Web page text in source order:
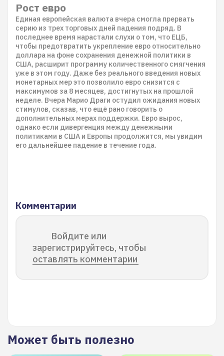
Рост евро
Единая европейская валюта вчера смогла прервать
серию из трех торговых дней падения подряд. В
последнее время нарастали слухи о том, что ЕЦБ,
чтобы предотвратить укрепление евро относительно
доллара на фоне сохранения денежной политики в
США, расширит программу количественного смягчения
уже в этом году. Даже без реального введения новых
монетарных мер это позволило евро снизится с
максимумов за 8 месяцев, достигнутых на прошлой
неделе. Вчера Марио Драги остудил ожидания новых
стимулов, сказав, что ещё рано говорить о
дополнительных мерах поддержки. Евро вырос,
однако если дивергенция между денежными
политиками в США и Европы продолжится, мы увидим
его дальнейшее падение в течение года.
Комментарии
Войдите или
зарегистрируйтесь, чтобы
оставлять комментарии
Может быть полезно